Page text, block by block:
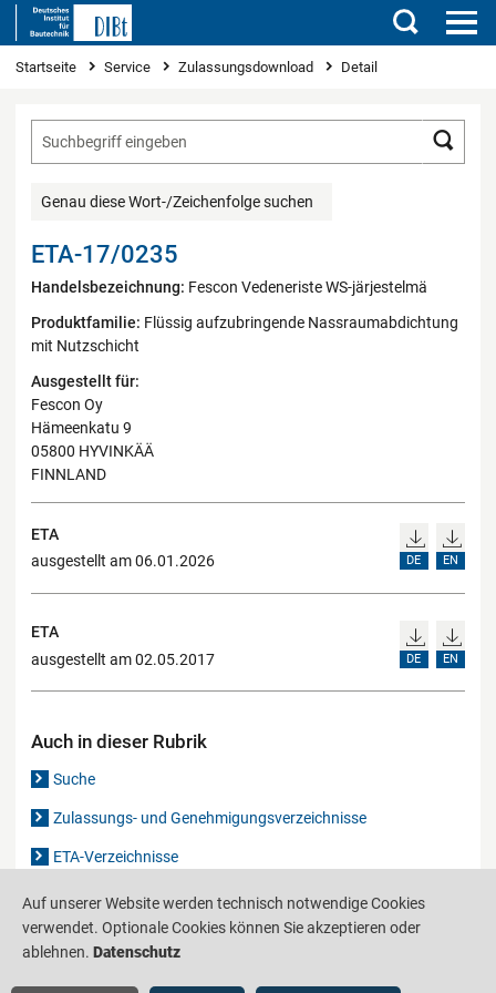
Suchen
Sie sind hier
Startseite Service Zulassungsdownload Detail
Genau diese Wort-/Zeichenfolge suchen
ETA-17/0235
Handelsbezeichnung: Fescon Vedeneriste WS-järjestelmä
Produktfamilie: Flüssig aufzubringende Nassraumabdichtung
mit Nutzschicht
Ausgestellt für:
Fescon Oy
Hämeenkatu 9
05800 HYVINKÄÄ
FINNLAND
ETA
ausgestellt am 06.01.2026
DE EN
ETA
ausgestellt am 02.05.2017
DE EN
Auch in dieser Rubrik
Suche
Zulassungs- und Genehmigungsverzeichnisse
ETA-Verzeichnisse
Gutachten-Verzeichnis
Auf unserer Website werden technisch notwendige Cookies
verwendet. Optionale Cookies können Sie akzeptieren oder
ablehnen. Datenschutz